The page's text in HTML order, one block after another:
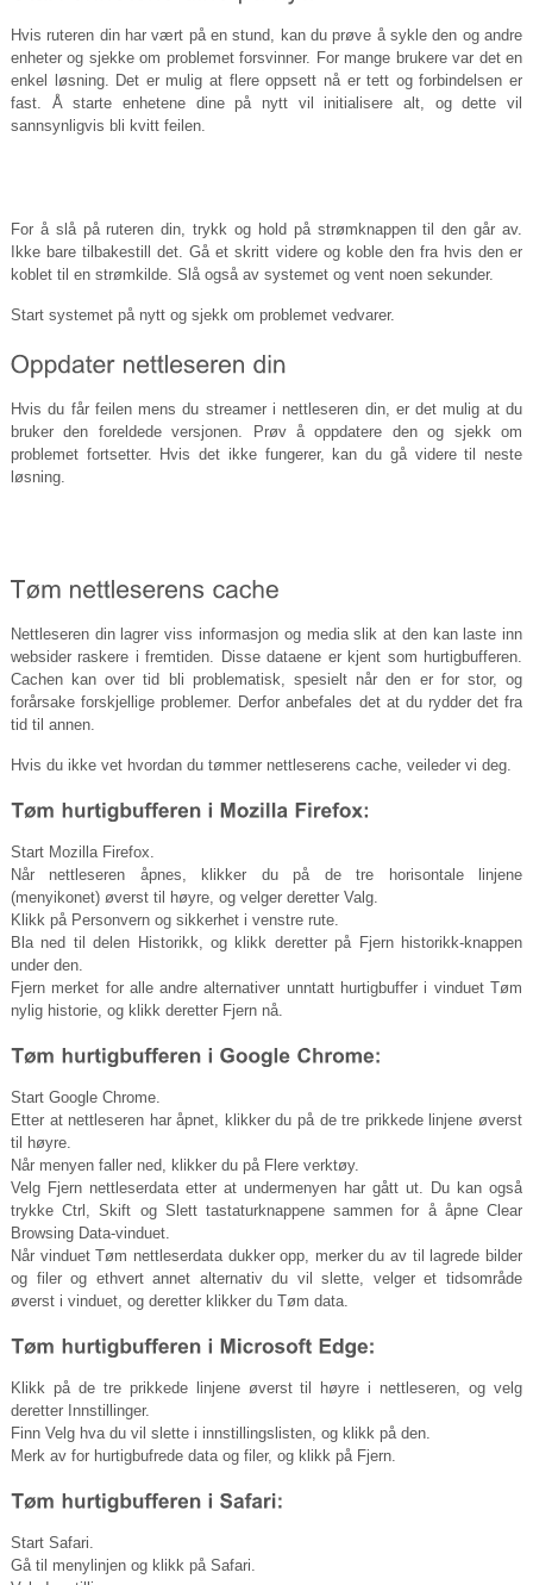
Hvis ruteren din har vært på en stund, kan du prøve å sykle den og andre
enheter og sjekke om problemet forsvinner. For mange brukere var det en
enkel løsning. Det er mulig at flere oppsett nå er tett og forbindelsen er
fast. Å starte enhetene dine på nytt vil initialisere alt, og dette vil
sannsynligvis bli kvitt feilen.
For å slå på ruteren din, trykk og hold på strømknappen til den går av.
Ikke bare tilbakestill det. Gå et skritt videre og koble den fra hvis den er
koblet til en strømkilde. Slå også av systemet og vent noen sekunder.
Start systemet på nytt og sjekk om problemet vedvarer.
Hvis du får feilen mens du streamer i nettleseren din, er det mulig at du
bruker den foreldede versjonen. Prøv å oppdatere den og sjekk om
problemet fortsetter. Hvis det ikke fungerer, kan du gå videre til neste
løsning.
Nettleseren din lagrer viss informasjon og media slik at den kan laste inn
websider raskere i fremtiden. Disse dataene er kjent som hurtigbufferen.
Cachen kan over tid bli problematisk, spesielt når den er for stor, og
forårsake forskjellige problemer. Derfor anbefales det at du rydder det fra
tid til annen.
Hvis du ikke vet hvordan du tømmer nettleserens cache, veileder vi deg.
Start Mozilla Firefox.
Når nettleseren åpnes, klikker du på de tre horisontale linjene
(menyikonet) øverst til høyre, og velger deretter Valg.
Klikk på Personvern og sikkerhet i venstre rute.
Bla ned til delen Historikk, og klikk deretter på Fjern historikk-knappen
under den.
Fjern merket for alle andre alternativer unntatt hurtigbuffer i vinduet Tøm
nylig historie, og klikk deretter Fjern nå.
Start Google Chrome.
Etter at nettleseren har åpnet, klikker du på de tre prikkede linjene øverst
til høyre.
Når menyen faller ned, klikker du på Flere verktøy.
Velg Fjern nettleserdata etter at undermenyen har gått ut. Du kan også
trykke Ctrl, Skift og Slett tastaturknappene sammen for å åpne Clear
Browsing Data-vinduet.
Når vinduet Tøm nettleserdata dukker opp, merker du av til lagrede bilder
og filer og ethvert annet alternativ du vil slette, velger et tidsområde
øverst i vinduet, og deretter klikker du Tøm data.
Klikk på de tre prikkede linjene øverst til høyre i nettleseren, og velg
deretter Innstillinger.
Finn Velg hva du vil slette i innstillingslisten, og klikk på den.
Merk av for hurtigbufrede data og filer, og klikk på Fjern.
Start Safari.
Gå til menylinjen og klikk på Safari.